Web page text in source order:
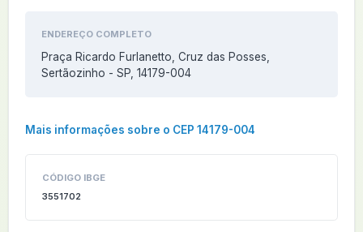
ENDEREÇO COMPLETO
Praça Ricardo Furlanetto, Cruz das Posses,
Sertãozinho - SP, 14179-004
Mais informações sobre o CEP 14179-004
CÓDIGO IBGE
3551702